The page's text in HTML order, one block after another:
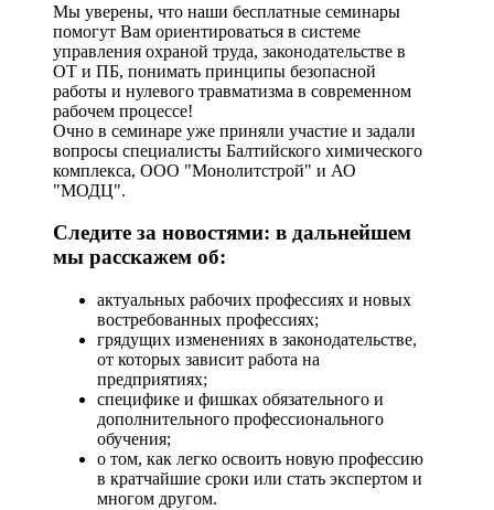
Мы уверены, что наши бесплатные семинары
помогут Вам ориентироваться в системе
управления охраной труда, законодательстве в
ОТ и ПБ, понимать принципы безопасной
работы и нулевого травматизма в современном
рабочем процессе!
Очно в семинаре уже приняли участие и задали
вопросы специалисты Балтийского химического
комплекса, ООО "Монолитстрой" и АО
"МОДЦ".
Следите за новостями: в дальнейшем
мы расскажем об:
актуальных рабочих профессиях и новых
востребованных профессиях;
грядущих изменениях в законодательстве,
от которых зависит работа на
предприятиях;
специфике и фишках обязательного и
дополнительного профессионального
обучения;
о том, как легко освоить новую профессию
в кратчайшие сроки или стать экспертом и
многом другом.